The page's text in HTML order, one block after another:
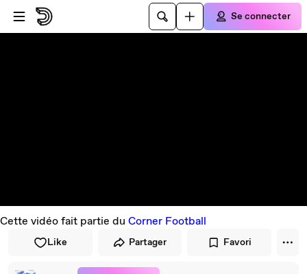
Passer au player
Passer au contenu principal
Se connecter
Cette vidéo fait partie du Corner Football
Like Partager Favori